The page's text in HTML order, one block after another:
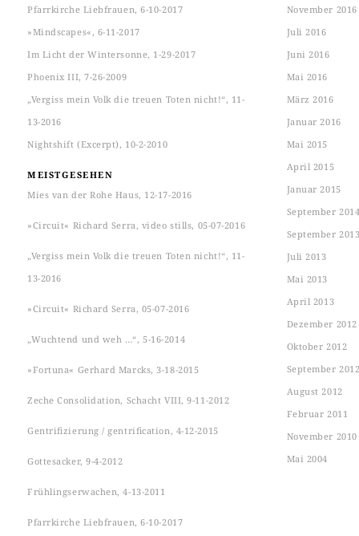
Pfarrkirche Liebfrauen, 6-10-2017
»Mindscapes«, 6-11-2017
Im Licht der Wintersonne, 1-29-2017
Phoenix III, 7-26-2009
„Vergiss mein Volk die treuen Toten nicht!“, 11-
13-2016
Nightshift (Excerpt), 10-2-2010
MEISTGESEHEN
Mies van der Rohe Haus, 12-17-2016
»Circuit« Richard Serra, video stills, 05-07-2016
„Vergiss mein Volk die treuen Toten nicht!“, 11-
13-2016
»Circuit« Richard Serra, 05-07-2016
„Wuchtend und weh …“, 5-16-2014
»Fortuna« Gerhard Marcks, 3-18-2015
Zeche Consolidation, Schacht VIII, 9-11-2012
Gentrifizierung / gentrification, 4-12-2015
Gottesacker, 9-4-2012
Frühlingserwachen, 4-13-2011
Pfarrkirche Liebfrauen, 6-10-2017
November 2016
Juli 2016
Juni 2016
Mai 2016
März 2016
Januar 2016
Mai 2015
April 2015
Januar 2015
September
September
Juli 2013
Mai 2013
April 2013
Dezember 2012
Oktober 2012
September
August 2012
Februar 2011
November 2010
Mai 2004